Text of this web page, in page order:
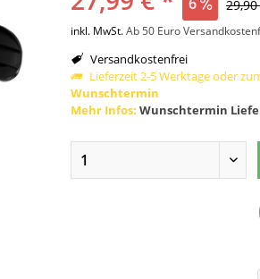
inkl. MwSt.Ab 50 Euro
Versandkostenfrei
Lieferzeit 2-5 Werktage oder
Wunschtermin
Mehr Infos: Wunschtermin